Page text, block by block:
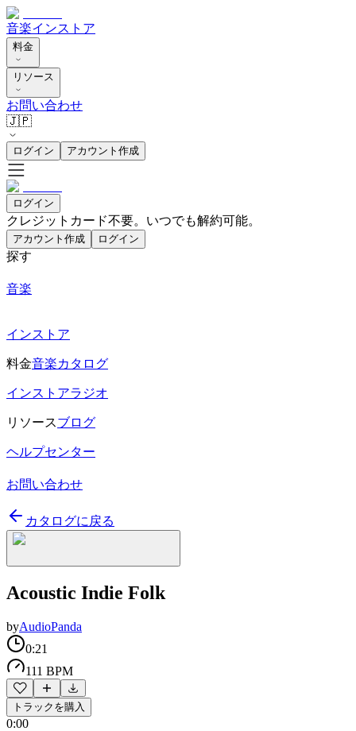
音楽インストア
料金
リソース
お問い合わせ
🇯🇵
ログイン アカウント作成
ログイン
クレジットカード不要。いつでも解約可能。
アカウント作成 ログイン
探す
音楽
インストア
料金音楽カタログ
インストアラジオ
リソースブログ
ヘルプセンター
お問い合わせ
カタログに戻る
Acoustic Indie Folk
byAudioPanda
0:21
111 BPM
トラックを購入
0:00